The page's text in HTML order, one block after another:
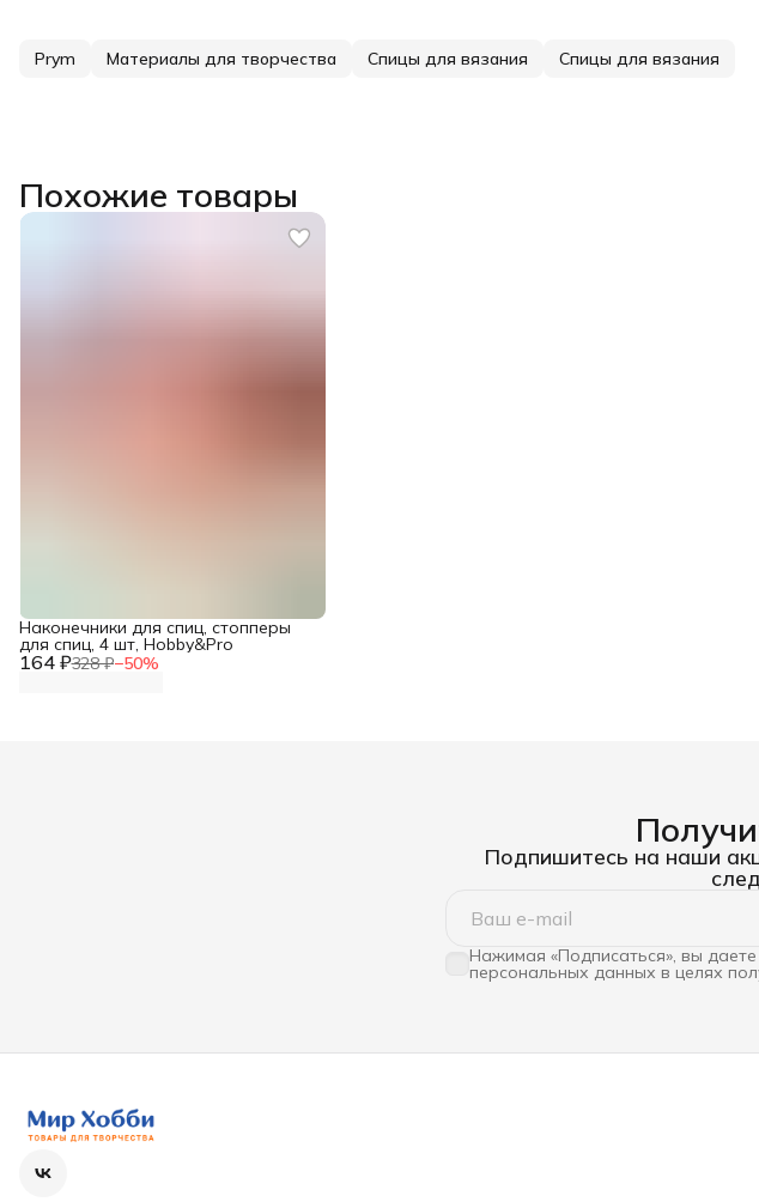
Prym Материалы для творчества Спицы для вязания Спицы для вязания
Похожие товары
164 ₽328 ₽−50%
Наконечники для спиц, стопперы
для спиц, 4 шт, Hobby&Pro
Подпишитесь на наши
Нажимая «Подписаться», вы
персональных данных в целях